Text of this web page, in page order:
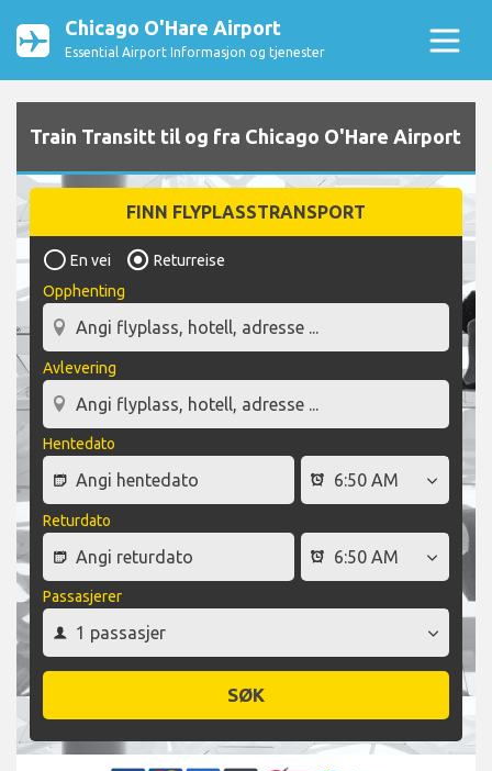
Chicago O'Hare Airport
Essential Airport Informasjon og tjenester
Train Transitt til og fra Chicago O'Hare Airport
FINN FLYPLASSTRANSPORT
En vei
Returreise
Opphenting
Avlevering
Hentedato
Returdato
Passasjerer
SØK